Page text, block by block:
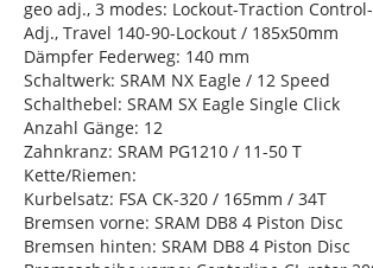
geo adj., 3 modes: Lockout-Traction
Adj., Travel 140-90-Lockout / 185x50mm
Dämpfer Federweg: 140 mm
Schaltwerk: SRAM NX Eagle / 12 Speed
Schalthebel: SRAM SX Eagle Single Click
Anzahl Gänge: 12
Zahnkranz: SRAM PG1210 / 11-50 T
Kette/Riemen:
Kurbelsatz: FSA CK-320 / 165mm / 34T
Bremsen vorne: SRAM DB8 4 Piston Disc
Bremsen hinten: SRAM DB8 4 Piston Disc